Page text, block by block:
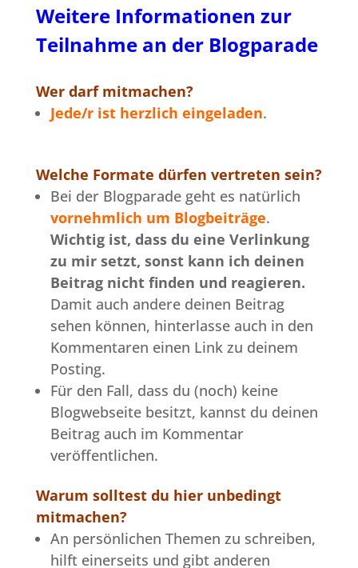
Weitere Informationen zur
Teilnahme an der Blogparade
Wer darf mitmachen?
Jede/r ist herzlich eingeladen.
Welche Formate dürfen vertreten sein?
Bei der Blogparade geht es natürlich
vornehmlich um Blogbeiträge.
Wichtig ist, dass du eine Verlinkung
zu mir setzt, sonst kann ich deinen
Beitrag nicht finden und reagieren.
Damit auch andere deinen Beitrag
sehen können, hinterlasse auch in den
Kommentaren einen Link zu deinem
Posting.
Für den Fall, dass du (noch) keine
Blogwebseite besitzt, kannst du deinen
Beitrag auch im Kommentar
veröffentlichen.
Warum solltest du hier unbedingt
mitmachen?
An persönlichen Themen zu schreiben,
hilft einerseits und gibt anderen